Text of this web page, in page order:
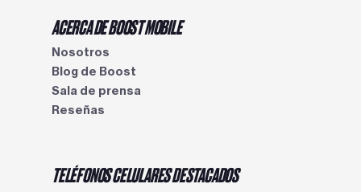
ACERCA DE BOOST MOBILE
Nosotros
Blog de Boost
Sala de prensa
Reseñas
TELÉFONOS CELULARES DESTACADOS